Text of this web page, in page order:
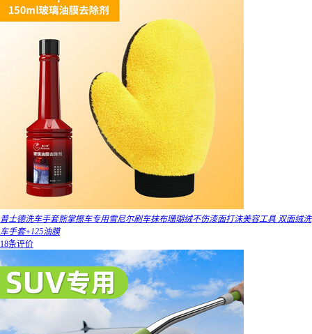
普士德洗车手套熊掌擦车专用雪尼尔刷车抹布珊瑚绒不伤漆面打沫美容工具 双面绒洗
车手套+125油膜
18条评价